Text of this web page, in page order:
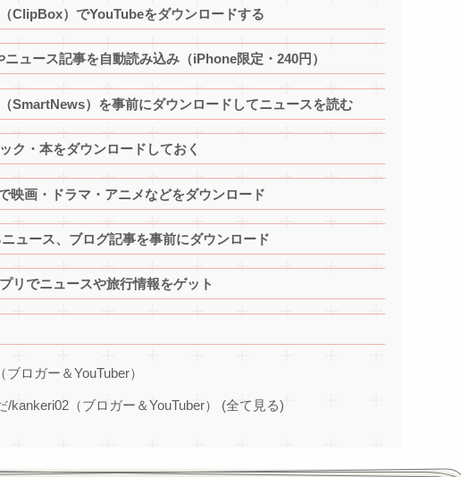
ClipBox）でYouTubeをダウンロードする
ュース記事を自動読み込み（iPhone限定・240円）
SmartNews）を事前にダウンロードしてニュースを読む
ク・本をダウンロードしておく
映画・ドラマ・アニメなどをダウンロード
ュース、ブログ記事を事前にダウンロード
リでニュースや旅行情報をゲット
ロガー＆YouTuber）
/kankeri02（ブロガー＆YouTuber） (全て見る)